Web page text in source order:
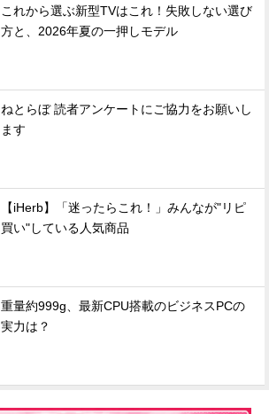
これから選ぶ新型TVはこれ！失敗しない選び
方と、2026年夏の一押しモデル
ねとらぼ 読者アンケートにご協力をお願いし
ます
【iHerb】「迷ったらこれ！」みんなが"リピ
買い"している人気商品
重量約999g、最新CPU搭載のビジネスPCの
実力は？